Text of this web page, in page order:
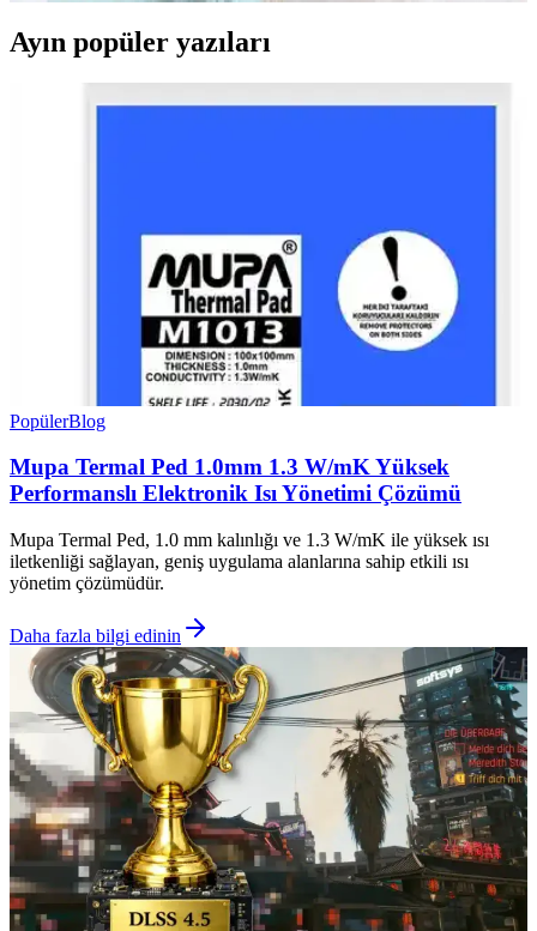
Ayın popüler yazıları
PopülerBlog
Mupa Termal Ped 1.0mm 1.3 W/mK Yüksek
Performanslı Elektronik Isı Yönetimi Çözümü
Mupa Termal Ped, 1.0 mm kalınlığı ve 1.3 W/mK ile yüksek ısı
iletkenliği sağlayan, geniş uygulama alanlarına sahip etkili ısı
yönetim çözümüdür.
Daha fazla bilgi edinin